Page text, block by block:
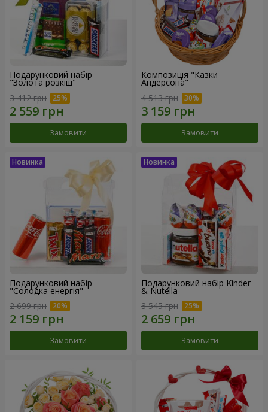
Подарунковий набір
"Золота розкіш"
3 412 грн
Замовити
Композиція "Казки
Андерсона"
4 513 грн
Замовити
Подарунковий набір
"Солодка енергія"
2 699 грн
Замовити
Подарунковий набір Kinder
& Nutella
3 545 грн
Замовити